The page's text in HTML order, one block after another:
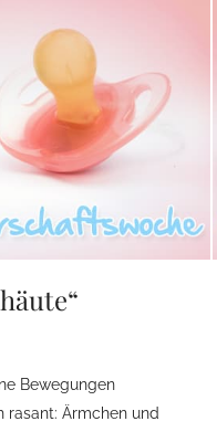
Bewegungen
rasant: Ärmchen und